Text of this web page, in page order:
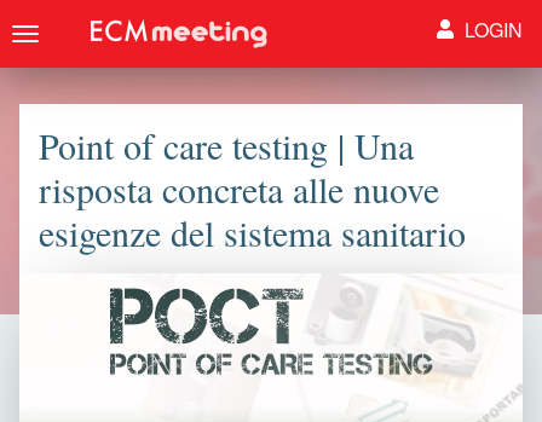
Point of care testing | Una
risposta concreta alle nuove
esigenze del sistema sanitario
Toggle
LOGIN